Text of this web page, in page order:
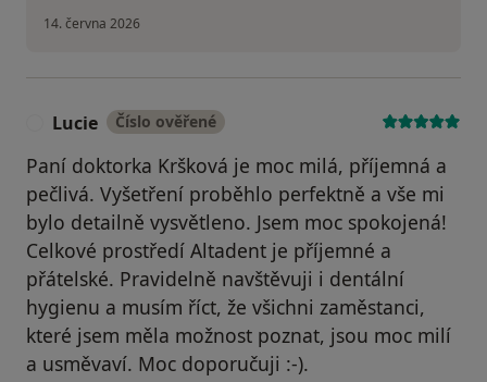
14. června 2026
Lucie Číslo ověřené
Paní doktorka Kršková je moc milá, příjemná a
pečlivá. Vyšetření proběhlo perfektně a vše mi
bylo detailně vysvětleno. Jsem moc spokojená!
Celkové prostředí Altadent je příjemné a
přátelské. Pravidelně navštěvuji i dentální
hygienu a musím říct, že všichni zaměstanci,
které jsem měla možnost poznat, jsou moc milí
a usměvaví. Moc doporučuji :-).